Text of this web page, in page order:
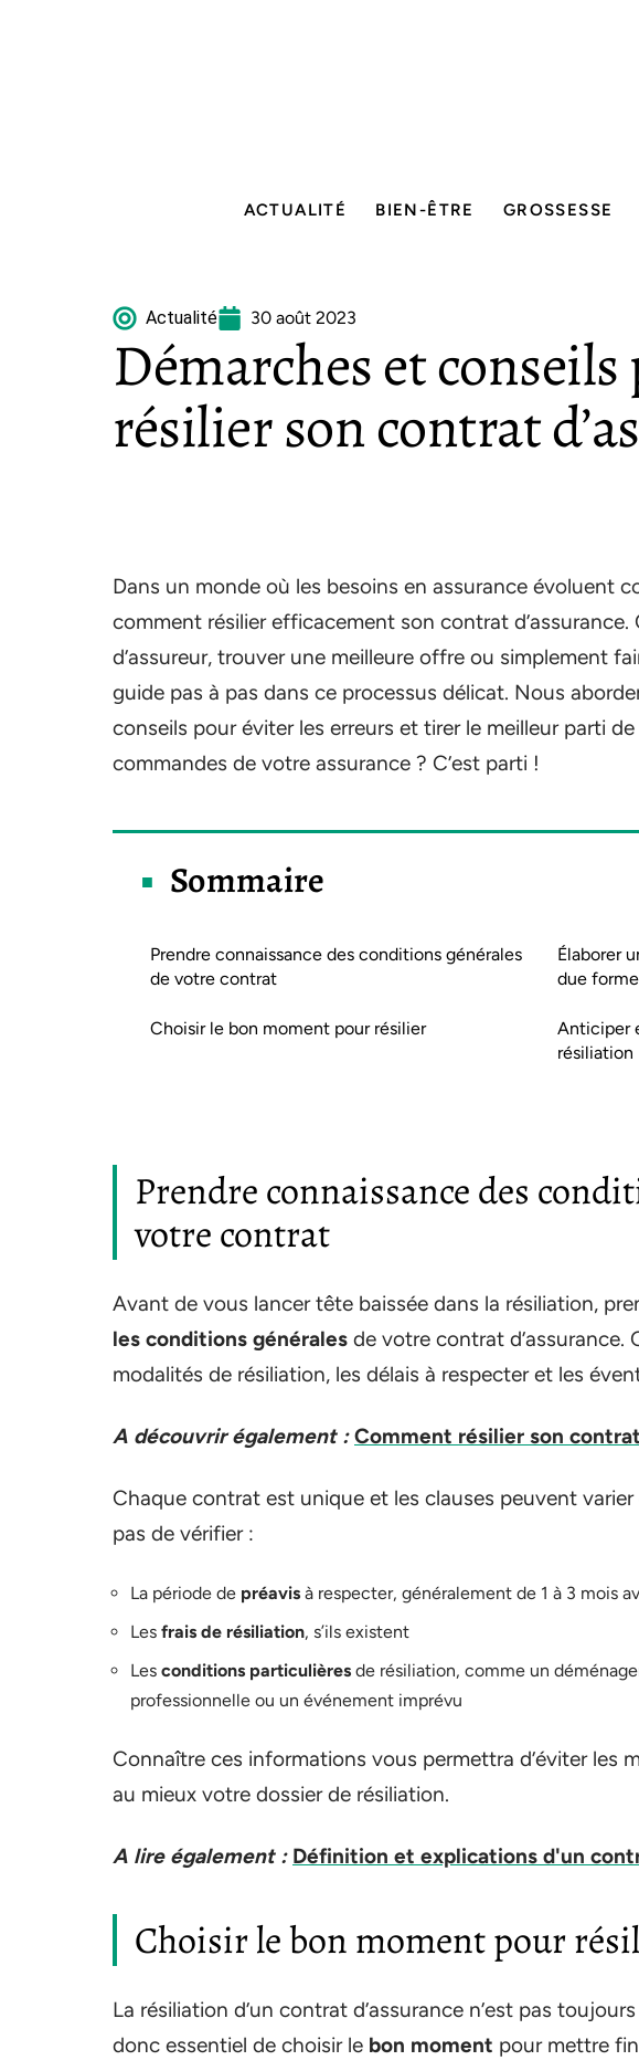
ACTUALITÉ BIEN-ÊTRE GROSSESSE
Actualité 30 août 2023
Démarches et
résilier son contrat
Dans un monde où les besoins en assurance évoluent
comment résilier efficacement son contrat
d’assureur, trouver une meilleure offre ou simplement
guide pas à pas dans ce processus délicat. Nous
conseils pour éviter les erreurs et tirer le meilleur parti
commandes de votre assurance ? C’est parti !
Sommaire
Prendre connaissance des conditions générales
de votre contrat
Choisir le bon moment pour résilier
Élaborer
due forme
Anticiper
résiliation
Prendre connaissance des
votre contrat
Avant de vous lancer tête baissée dans la résiliation,
les conditions générales de votre contrat d’assurance.
modalités de résiliation, les délais à respecter et les
A découvrir également : Comment résilier son
Chaque contrat est unique et les clauses peuvent varier
pas de vérifier :
La période de préavis à respecter, généralement de 1 à 3 mois
Les frais de résiliation, s’ils existent
Les conditions particulières de résiliation, comme un
professionnelle ou un événement imprévu
Connaître ces informations vous permettra d’éviter les
au mieux votre dossier de résiliation.
A lire également : Définition et explications d'un
Choisir le bon moment pour
La résiliation d’un contrat d’assurance n’est pas
donc essentiel de choisir le bon moment pour mettre